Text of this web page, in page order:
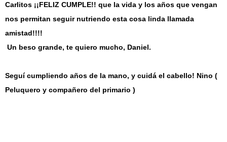
Carlitos ¡¡FELIZ CUMPLE!! que la vida y los años que vengan
nos permitan seguir nutriendo esta cosa linda llamada
amistad!!!!
Un beso grande, te quiero mucho, Daniel.
Seguí cumpliendo años de la mano, y cuidá el cabello! Nino (
Peluquero y compañero del primario )